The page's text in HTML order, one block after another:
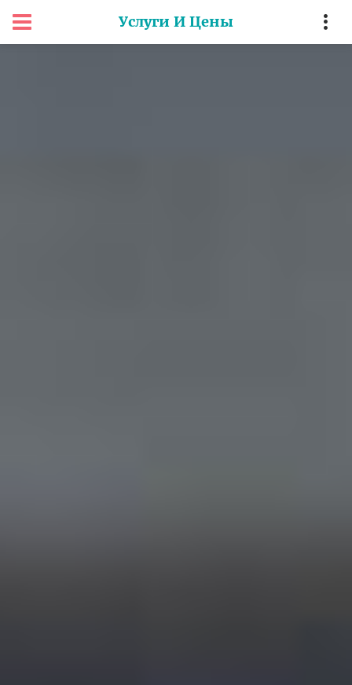
Услуги И Цены